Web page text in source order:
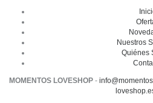
Nuestros
Quiénes
MOMENTOS LOVESHOP -